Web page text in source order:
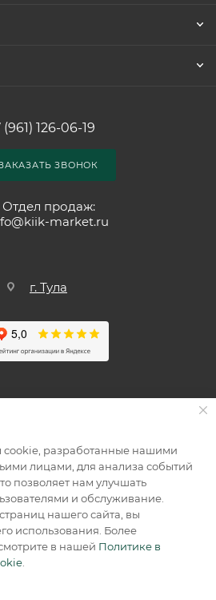
(961) 126-06-19
ЗВОНОК
Отдел продаж:
market.ru
г. Тула
к оплате
© КИИК МАРКЕТ
разработанные нашими
лицами, для анализа событий
позволяет нам улучшать
и обслуживание.
нашего сайта, вы
использования. Более
в нашей Политике в